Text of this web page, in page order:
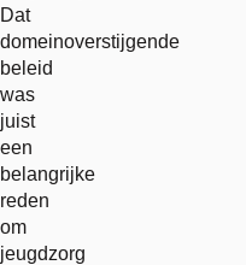
Dat
domeinoverstijgende
beleid
was
juist
een
belangrijke
reden
om
jeugdzorg